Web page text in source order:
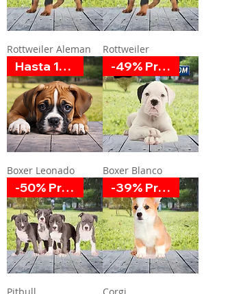
Rottweiler Aleman Rottweiler
Hasta 12 MSI
Boxer Leonado
-49% Promoción
Boxer Blanco
-50% Promoción -39% Promoción